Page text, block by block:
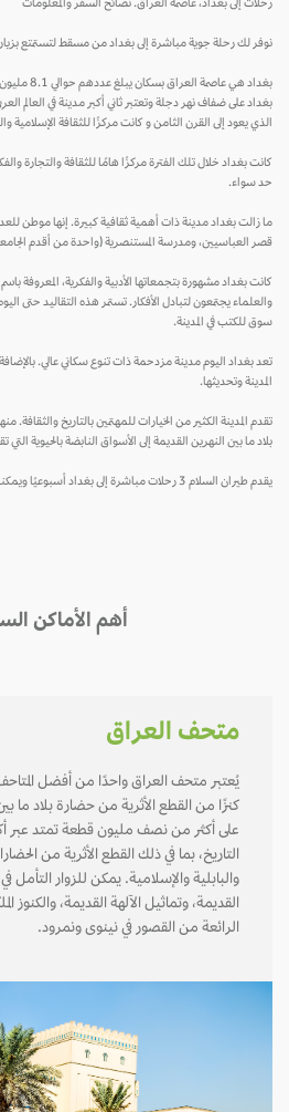
رحلات إلى بغداد، عاصمة العراق. نصائح السفر والمعلومات
نوفر لك رحلة جوية مباشرة إلى بغداد من مسقط لتستمتع بزيارة
بغداد هي عاصمة
بغداد على ضفاف نهر دجلة وتعتبر ثاني أكبر مدينة في العالم
الذي يعود إلى القرن الثامن و كانت مركزًا للثقافة الإسلامية
كانت بغداد خلال تلك الفترة مركزًا هامًا للثقافة والتجارة والفكر
حد سواء.
ما زالت بغداد مدينة ذات أهمية ثقافية كبيرة. إنها موطن للعديد
قصر العباسيين، ومدرسة المستنصرية (واحدة من أقدم الجامعات
كانت بغداد مشهورة بتجمعاتها الأدبية والفكرية، المعروفة
والعلماء يجتمعون لتبادل الأفكار. تستمر هذه التقاليد حتى
سوق للكتب في المدينة.
تعد بغداد اليوم مدينة مزدحمة ذات تنوع سكاني عالي. بالإضافة
المدينة وتحديثها.
تقدم المدينة الكثير من الخيارات للمهتمين بالتاريخ والثقافة.
بلاد ما بين النهرين القديمة إلى الأسواق النابضة بالحيوية التي
يقدم طيران السلام 3 رحلات مباشرة إلى بغداد أسبوعيًا ويمكنك الحجز مباشرةً عبر الموقعز
أهم الأماكن
متحف العراق
يُعتبر متحف العراق واحدًا من أفضل المتاحف
كنزًا من القطع الأثرية من حضارة بلاد ما بين
التاريخ، بما في ذلك القطع الأثرية من
والبابلية والإسلامية. يمكن للزوار التأمل في
القديمة، وتماثيل الآلهة القديمة، والكنوز
الرائعة من القصور في نينوى ونمرود.